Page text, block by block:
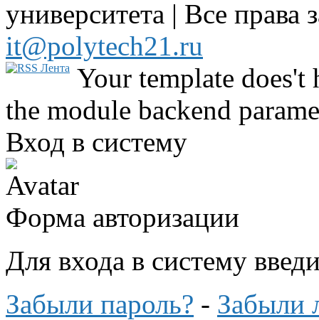
университета | Все
it@polytech21.ru
Your template
the module backend
Вход в систему
Форма авторизации
Для входа в систему
Забыли пароль? - Забыли